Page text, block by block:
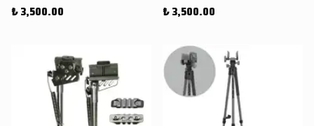
₺ 3,500.00 ₺ 3,500.00